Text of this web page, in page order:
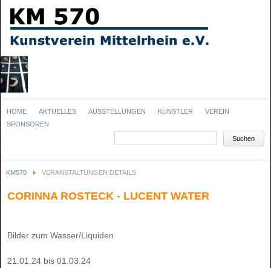
Navigation
überspringen
HOME AKTUELLES AUSSTELLUNGEN KÜNSTLER
VEREIN
SPONSOREN
Suchen
KM570 VERANSTALTUNGEN DETAILS
CORINNA ROSTECK - LUCENT WATER
Bilder zum Wasser/Liquiden
21.01.24 bis 01.03.24